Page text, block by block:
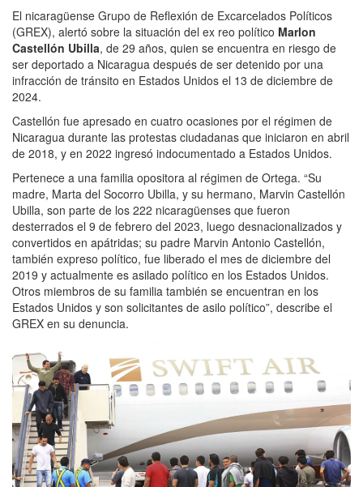
El nicaragüense Grupo de Reflexión de Excarcelados Políticos
(GREX), alertó sobre la situación del ex reo político Marlon
Castellón Ubilla, de 29 años, quien se encuentra en riesgo de
ser deportado a Nicaragua después de ser detenido por una
infracción de tránsito en Estados Unidos el 13 de diciembre de
2024.
Castellón fue apresado en cuatro ocasiones por el régimen de
Nicaragua durante las protestas ciudadanas que iniciaron en abril
de 2018, y en 2022 ingresó indocumentado a Estados Unidos.
Pertenece a una familia opositora al régimen de Ortega. “Su
madre, Marta del Socorro Ubilla, y su hermano, Marvin Castellón
Ubilla, son parte de los 222 nicaragüenses que fueron
desterrados el 9 de febrero del 2023, luego desnacionalizados y
convertidos en apátridas; su padre Marvin Antonio Castellón,
también expreso político, fue liberado el mes de diciembre del
2019 y actualmente es asilado político en los Estados Unidos.
Otros miembros de su familia también se encuentran en los
Estados Unidos y son solicitantes de asilo político”, describe el
GREX en su denuncia.